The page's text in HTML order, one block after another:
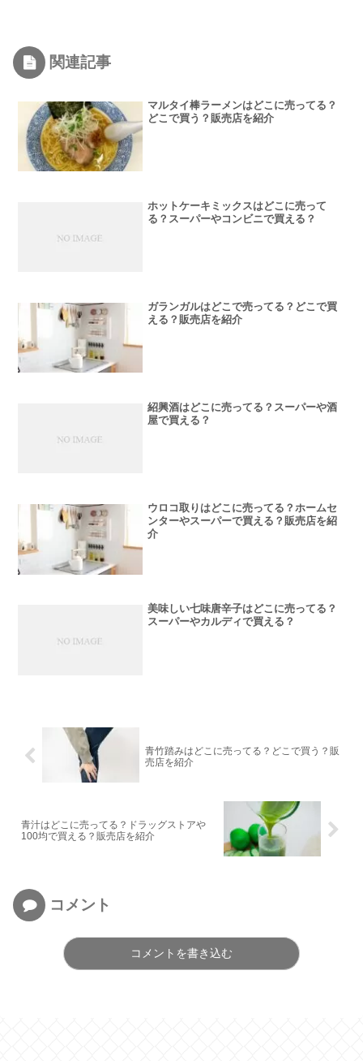
関連記事
マルタイ棒ラーメンはどこに売ってる？
どこで買う？販売店を紹介
ホットケーキミックスはどこに売って
る？スーパーやコンビニで買える？
ガランガルはどこで売ってる？どこで買
える？販売店を紹介
紹興酒はどこに売ってる？スーパーや酒
屋で買える？
ウロコ取りはどこに売ってる？ホームセ
ンターやスーパーで買える？販売店を紹
介
美味しい七味唐辛子はどこに売ってる？
スーパーやカルディで買える？
青竹踏みはどこに売ってる？どこで買う？販
売店を紹介
青汁はどこに売ってる？ドラッグストアや
100均で買える？販売店を紹介
コメント
コメントを書き込む